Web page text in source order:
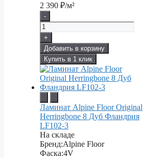
2 390 ₽/м²
-
+
Добавить в корзину
Купить в 1 клик
Ламинат Alpine Floor Original
Herringbone 8 Дуб Фландрия
LF102-3
На складе
Бренд:Alpine Floor
Фаска:4V